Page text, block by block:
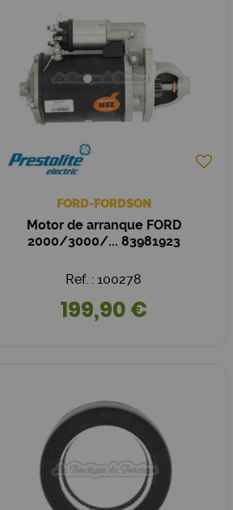
FORD-FORDSON
Motor de arranque FORD
2000/3000/... 83981923
Ref. : 100278
199,90 €